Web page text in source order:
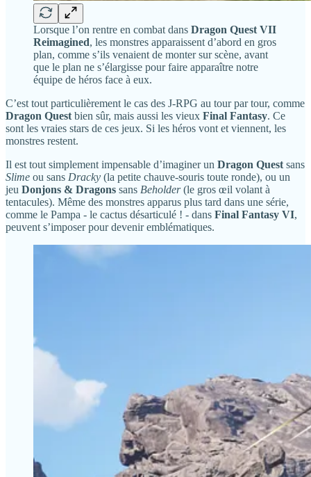
Lorsque l’on rentre en combat dans Dragon Quest VII
Reimagined, les monstres apparaissent d’abord en gros
plan, comme s’ils venaient de monter sur scène, avant
que le plan ne s’élargisse pour faire apparaître notre
équipe de héros face à eux.
C’est tout particulièrement le cas des J-RPG au tour par tour, comme
Dragon Quest bien sûr, mais aussi les vieux Final Fantasy. Ce
sont les vraies stars de ces jeux. Si les héros vont et viennent, les
monstres restent.
Il est tout simplement impensable d’imaginer un Dragon Quest sans
Slime ou sans Dracky (la petite chauve-souris toute ronde), ou un
jeu Donjons & Dragons sans Beholder(le gros œil volant à
tentacules). Même des monstres apparus plus tard dans une série,
comme le Pampa - le cactus désarticulé ! - dans Final Fantasy VI,
peuvent s’imposer pour devenir emblématiques.